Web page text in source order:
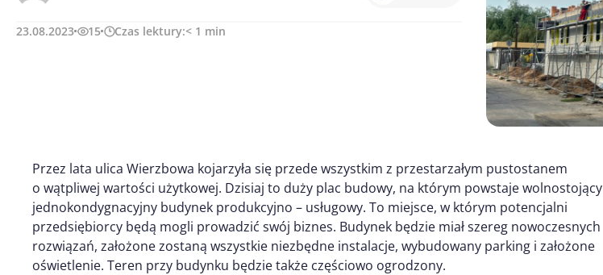
23.08.2023 15 Czas lektury:< 1 min
Przez lata ulica Wierzbowa kojarzyła się przede wszystkim z przestarzałym pustostanem
o wątpliwej wartości użytkowej. Dzisiaj to duży plac budowy, na którym powstaje wolnostojący
jednokondygnacyjny budynek produkcyjno – usługowy. To miejsce, w którym potencjalni
przedsiębiorcy będą mogli prowadzić swój biznes. Budynek będzie miał szereg nowoczesnych
rozwiązań, założone zostaną wszystkie niezbędne instalacje, wybudowany parking i założone
oświetlenie. Teren przy budynku będzie także częściowo ogrodzony.